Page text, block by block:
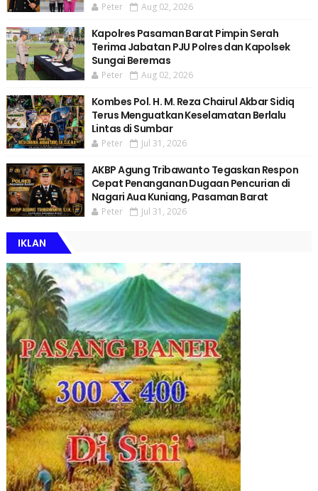
Peter Aug 02, 2026
Kapolres Pasaman Barat Pimpin Serah
Terima Jabatan PJU Polres dan Kapolsek
Sungai Beremas
Peter Aug 02, 2026
Kombes Pol. H. M. Reza Chairul Akbar Sidiq
Terus Menguatkan Keselamatan Berlalu
Lintas di Sumbar
Peter Jul 31, 2026
AKBP Agung Tribawanto Tegaskan Respon
Cepat Penanganan Dugaan Pencurian di
Nagari Aua Kuniang, Pasaman Barat
Peter Jul 31, 2026
IKLAN